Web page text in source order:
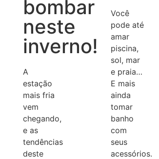
bombar
neste
inverno!
A
estação
mais fria
vem
chegando,
e as
tendências
deste
Você
pode até
amar
piscina,
sol, mar
e praia…
E mais
ainda
tomar
banho
com
seus
acessórios.